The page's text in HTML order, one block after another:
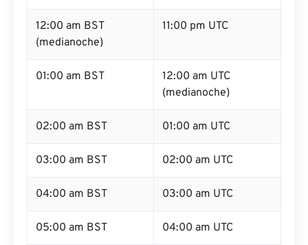
12:00 am BST
(medianoche)
11:00 pm UTC
01:00 am BST
12:00 am UTC
(medianoche)
02:00 am BST 01:00 am UTC
03:00 am BST 02:00 am UTC
04:00 am BST 03:00 am UTC
05:00 am BST 04:00 am UTC